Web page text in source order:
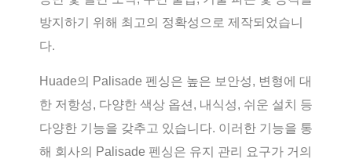
방지하기 위해 최고의 정확성으로 제작되었습니
다.
Huade의 Palisade 펜싱은 높은 보안성, 변형에 대
한 저항성, 다양한 색상 옵션, 내식성, 쉬운 설치 등
다양한 기능을 갖추고 있습니다. 이러한 기능을 통
해 회사의 Palisade 펜싱은 유지 관리 요구가 거의